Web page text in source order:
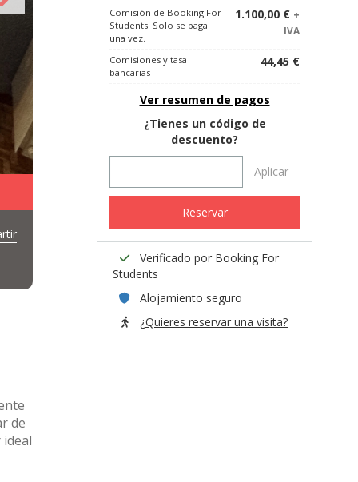
de
Comisión de Booking For
Students. Solo se paga
una vez.
1.100,00 € +
IVA
Comisiones y tasa
bancarias
44,45 €
Ver resumen de pagos
¿Tienes un código de
descuento?
Aplicar
Reservar
Verificado por Booking For
Students
Alojamiento seguro
¿Quieres reservar una visita?